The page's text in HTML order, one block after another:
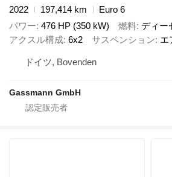
2022
197,414 km
Euro 6
パワー 476 HP (350 kW) 燃料 ディー
アクスル構成 6x2 サスペンション エ
ドイツ, Bovenden
Gassmann GmbH